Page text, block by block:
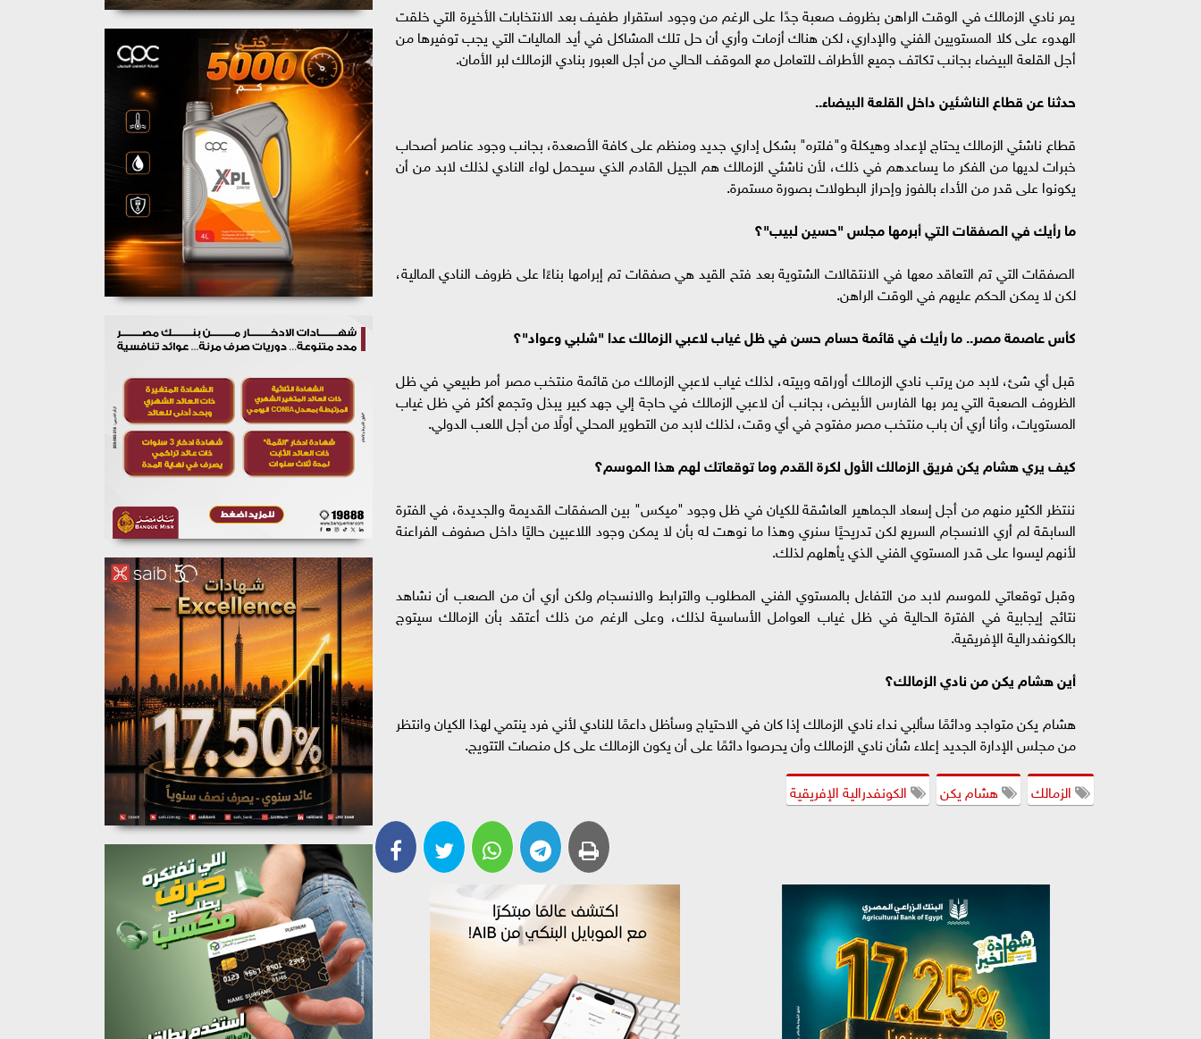
يمر نادي الزمالك في الوقت الراهن بظروف صعبة جدًا على الرغم من وجود استقرار طفيف بعد الانتخابات الأخيرة التي خلقت
الهدوء على كلا المستويين الفني والإداري، لكن هناك أزمات وأري أن حل تلك المشاكل في أيد الماليات التي يجب توفيرها من
أجل القلعة البيضاء بجانب تكاتف جميع الأطراف للتعامل مع الموقف الحالي من أجل العبور بنادي الزمالك لبر الأمان.
حدثنا عن قطاع الناشئين داخل القلعة البيضاء..
قطاع ناشئي الزمالك يحتاج لإعداد وهيكلة و"فلتره" بشكل إداري جديد ومنظم على كافة الأصعدة، بجانب وجود عناصر أصحاب
خبرات لديها من الفكر ما يساعدهم في ذلك، لأن ناشئي الزمالك هم الجيل القادم الذي سيحمل لواء النادي لذلك لابد من أن
يكونوا على قدر من الأداء بالفوز وإحراز البطولات بصورة مستمرة.
ما رأيك في الصفقات التي أبرمها مجلس "حسين لبيب"؟
الصفقات التي تم التعاقد معها في الانتقالات الشتوية بعد فتح القيد هي صفقات تم إبرامها بناءًا على ظروف النادي المالية،
لكن لا يمكن الحكم عليهم في الوقت الراهن.
كأس عاصمة مصر.. ما رأيك في قائمة حسام حسن في ظل غياب لاعبي الزمالك عدا "شلبي وعواد"؟
قبل أي شئ، لابد من يرتب نادي الزمالك أوراقه وبيته، لذلك غياب لاعبي الزمالك من قائمة منتخب مصر أمر طبيعي في ظل
الظروف الصعبة التي يمر بها الفارس الأبيض، بجانب أن لاعبي الزمالك في حاجة إلي جهد كبير يبذل وتجمع أكثر في ظل غياب
المستويات، وأنا أري أن باب منتخب مصر مفتوح في أي وقت، لذلك لابد من التطوير المحلي أولًا من أجل اللعب الدولي.
كيف يري هشام يكن فريق الزمالك الأول لكرة القدم وما توقعاتك لهم هذا الموسم؟
ننتظر الكثير منهم من أجل إسعاد الجماهير العاشقة للكيان في ظل وجود "ميكس" بين الصفقات القديمة والجديدة، في الفترة
السابقة لم أري الانسجام السريع لكن تدريحيًا سنري وهذا ما نوهت له بأن لا يمكن وجود اللاعبين حاليًا داخل صفوف الفراعنة
لأنهم ليسوا على قدر المستوي الفني الذي يأهلهم لذلك.
وقبل توقعاتي للموسم لابد من التفاءل بالمستوي الفني المطلوب والترابط والانسجام ولكن أري أن من الصعب أن نشاهد
نتائج إيجابية في الفترة الحالية في ظل غياب العوامل الأساسية لذلك، وعلى الرغم من ذلك أعتقد بأن الزمالك سيتوج
بالكونفدرالية الإفريقية.
أين هشام يكن من نادي الزمالك؟
هشام يكن متواجد ودائمًا سألبي نداء نادي الزمالك إذا كان في الاحتياج وسأظل داعمًا للنادي لأني فرد ينتمي لهذا الكيان وانتظر
من مجلس الإدارة الجديد إعلاء شأن نادي الزمالك وأن يحرصوا دائمًا على أن يكون الزمالك على كل منصات التتويج.
الزمالك
هشام يكن الكونفدرالية الإفريقية